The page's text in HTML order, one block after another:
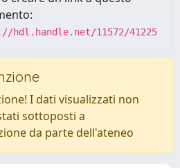
hdl.handle.net/11572/41225
I dati visualizzati non
sottoposti a
da parte dell'ateneo